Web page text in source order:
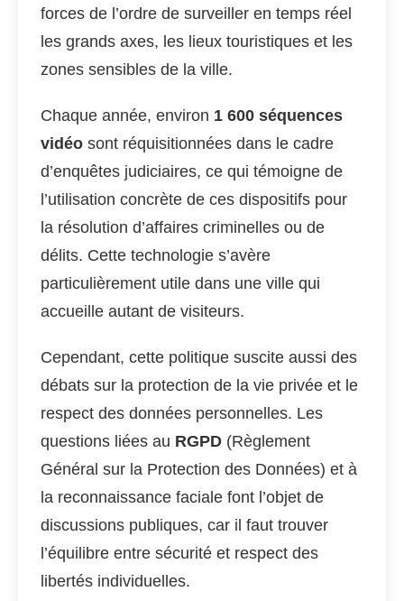
forces de l’ordre de surveiller en temps réel
les grands axes, les lieux touristiques et les
zones sensibles de la ville.
Chaque année, environ 1 600 séquences
vidéo sont réquisitionnées dans le cadre
d’enquêtes judiciaires, ce qui témoigne de
l’utilisation concrète de ces dispositifs pour
la résolution d’affaires criminelles ou de
délits. Cette technologie s’avère
particulièrement utile dans une ville qui
accueille autant de visiteurs.
Cependant, cette politique suscite aussi des
débats sur la protection de la vie privée et le
respect des données personnelles. Les
questions liées au RGPD (Règlement
Général sur la Protection des Données) et à
la reconnaissance faciale font l’objet de
discussions publiques, car il faut trouver
l’équilibre entre sécurité et respect des
libertés individuelles.